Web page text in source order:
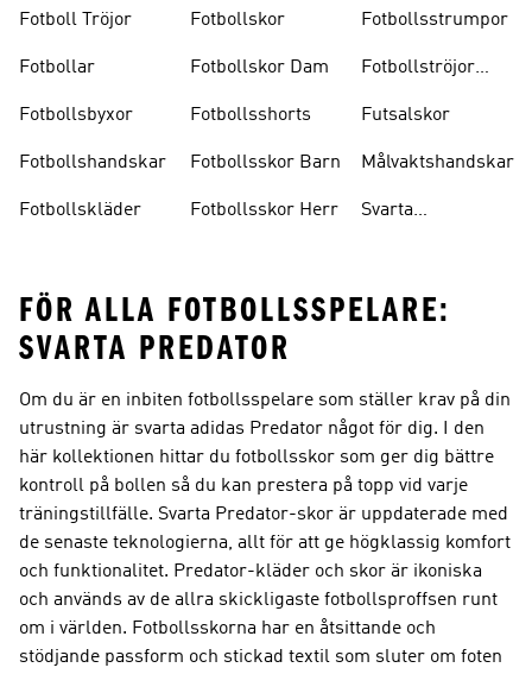
Fotboll Tröjor
Fotbollar
Fotbollsbyxor
Fotbollshandskar
Fotbollskläder
Fotbollskor
Fotbollskor Dam
Fotbollsshorts
Fotbollsskor Barn
Fotbollsskor Herr
Fotbollsstrumpor
Fotbollströjor
Futsalskor
Målvaktshandskar
Svarta
FÖR ALLA FOTBOLLSSPELARE:
SVARTA PREDATOR
Om du är en inbiten fotbollsspelare som ställer krav på din
utrustning är svarta adidas Predator något för dig. I den
här kollektionen hittar du fotbollsskor som ger dig bättre
kontroll på bollen så du kan prestera på topp vid varje
träningstillfälle. Svarta Predator-skor är uppdaterade med
de senaste teknologierna, allt för att ge högklassig komfort
och funktionalitet. Predator-kläder och skor är ikoniska
och används av de allra skickligaste fotbollsproffsen runt
om i världen. Fotbollsskorna har en åtsittande och
stödjande passform och stickad textil som sluter om foten